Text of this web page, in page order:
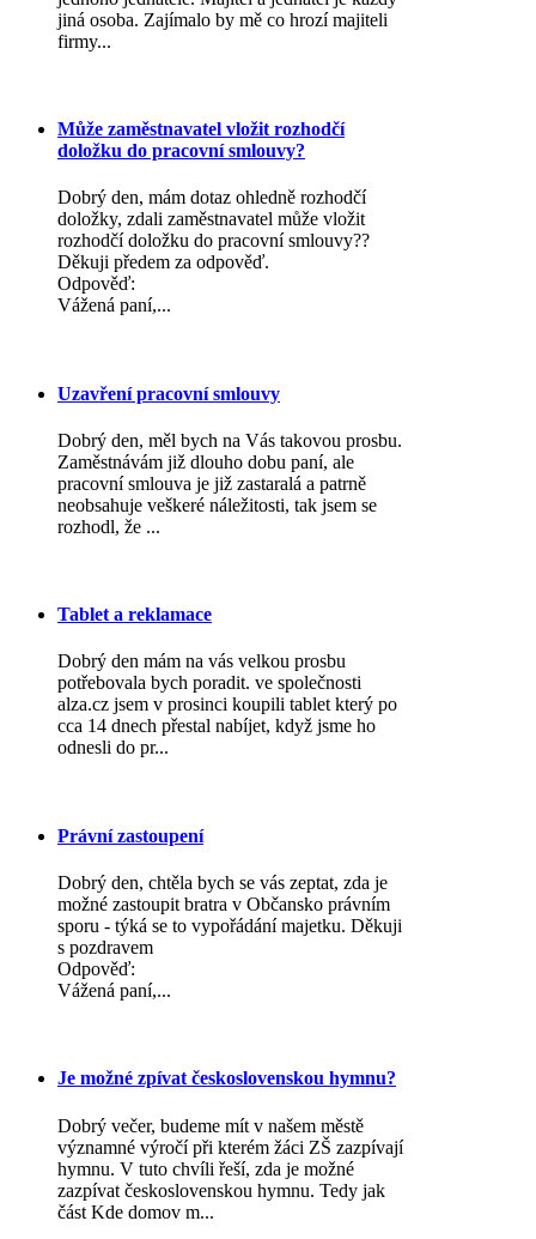
jiná osoba. Zajímalo by mě co hrozí majiteli
firmy...
Může zaměstnavatel vložit rozhodčí
doložku do pracovní smlouvy?
Dobrý den, mám dotaz ohledně rozhodčí
doložky, zdali zaměstnavatel může vložit
rozhodčí doložku do pracovní smlouvy??
Děkuji předem za odpověď.
Odpověď:
Vážená paní,...
Uzavření pracovní smlouvy
Dobrý den, měl bych na Vás takovou prosbu.
Zaměstnávám již dlouho dobu paní, ale
pracovní smlouva je již zastaralá a patrně
neobsahuje veškeré náležitosti, tak jsem se
rozhodl, že ...
Tablet a reklamace
Dobrý den mám na vás velkou prosbu
potřebovala bych poradit. ve společnosti
alza.cz jsem v prosinci koupili tablet který po
cca 14 dnech přestal nabíjet, když jsme ho
odnesli do pr...
Právní zastoupení
Dobrý den, chtěla bych se vás zeptat, zda je
možné zastoupit bratra v Občansko právním
sporu - týká se to vypořádání majetku. Děkuji
s pozdravem
Odpověď:
Vážená paní,...
Je možné zpívat československou hymnu?
Dobrý večer, budeme mít v našem městě
významné výročí při kterém žáci ZŠ zazpívají
hymnu. V tuto chvíli řeší, zda je možné
zazpívat československou hymnu. Tedy jak
část Kde domov m...